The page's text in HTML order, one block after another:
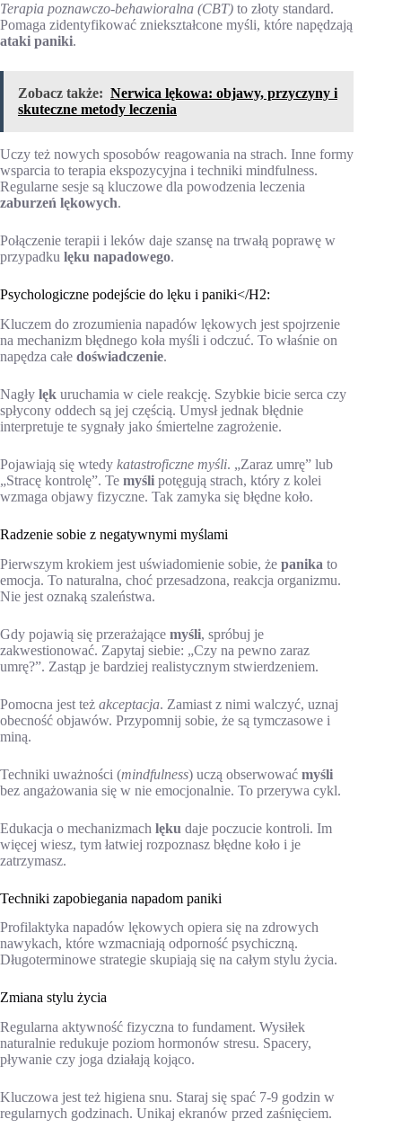
Terapia poznawczo-behawioralna (CBT) to złoty standard.
Pomaga zidentyfikować zniekształcone myśli, które napędzają
ataki paniki.
Zobacz także: Nerwica lękowa: objawy, przyczyny i
skuteczne metody leczenia
Uczy też nowych sposobów reagowania na strach. Inne formy
wsparcia to terapia ekspozycyjna i techniki mindfulness.
Regularne sesje są kluczowe dla powodzenia leczenia
zaburzeń lękowych.
Połączenie terapii i leków daje szansę na trwałą poprawę w
przypadku lęku napadowego.
Psychologiczne podejście do lęku i paniki</H2:
Kluczem do zrozumienia napadów lękowych jest spojrzenie
na mechanizm błędnego koła myśli i odczuć. To właśnie on
napędza całe doświadczenie.
Nagły lęk uruchamia w ciele reakcję. Szybkie bicie serca czy
spłycony oddech są jej częścią. Umysł jednak błędnie
interpretuje te sygnały jako śmiertelne zagrożenie.
Pojawiają się wtedy katastroficzne myśli. „Zaraz umrę” lub
„Stracę kontrolę”. Te myśli potęgują strach, który z kolei
wzmaga objawy fizyczne. Tak zamyka się błędne koło.
Radzenie sobie z negatywnymi myślami
Pierwszym krokiem jest uświadomienie sobie, że panika to
emocja. To naturalna, choć przesadzona, reakcja organizmu.
Nie jest oznaką szaleństwa.
Gdy pojawią się przerażające myśli, spróbuj je
zakwestionować. Zapytaj siebie: „Czy na pewno zaraz
umrę?”. Zastąp je bardziej realistycznym stwierdzeniem.
Pomocna jest też akceptacja. Zamiast z nimi walczyć, uznaj
obecność objawów. Przypomnij sobie, że są tymczasowe i
miną.
Techniki uważności (mindfulness) uczą obserwować myśli
bez angażowania się w nie emocjonalnie. To przerywa cykl.
Edukacja o mechanizmach lęku daje poczucie kontroli. Im
więcej wiesz, tym łatwiej rozpoznasz błędne koło i je
zatrzymasz.
Techniki zapobiegania napadom paniki
Profilaktyka napadów lękowych opiera się na zdrowych
nawykach, które wzmacniają odporność psychiczną.
Długoterminowe strategie skupiają się na całym stylu życia.
Zmiana stylu życia
Regularna aktywność fizyczna to fundament. Wysiłek
naturalnie redukuje poziom hormonów stresu. Spacery,
pływanie czy joga działają kojąco.
Kluczowa jest też higiena snu. Staraj się spać 7-9 godzin w
regularnych godzinach. Unikaj ekranów przed zaśnięciem.